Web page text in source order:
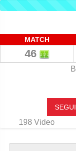
MATCH
46
198 Video